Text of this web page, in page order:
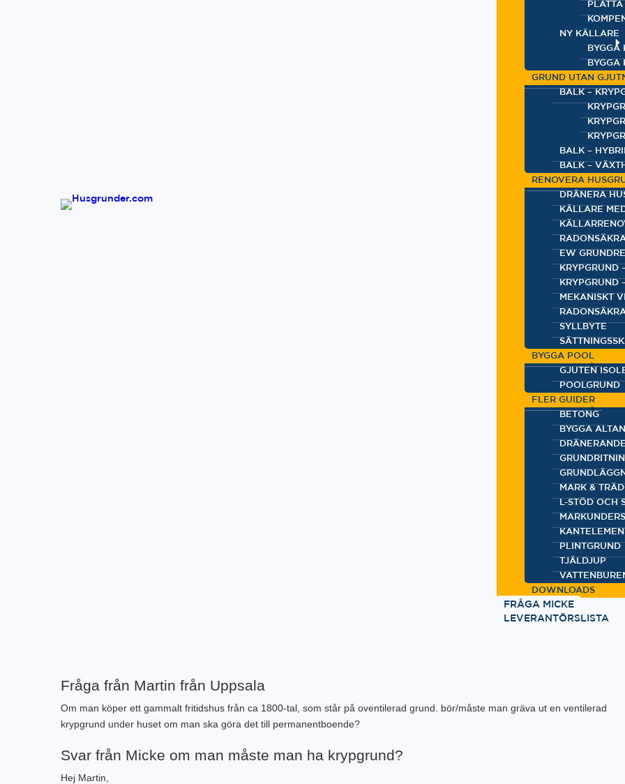
NY KÄLLARE
BYGGA
BYGGA
GRUND UTAN
BALK –
BALK –
BALK –
RENOVERA
DRÄNERA
KÄLLARE
EW
KRYPGRUND
KRYPGRUND
MEKANISKT
SYLLBYTE
BYGGA POOL
GJUTEN
POOLGRUND
FLER GUIDER
BETONG
BYGGA ALTAN
MARK &
L-STÖD OCH
PLINTGRUND
TJÄLDJUP
DOWNLOADS
FRÅGA MICKE
LEVERANTÖRSLISTA
Fråga från Martin från Uppsala
Om man köper ett gammalt fritidshus från ca 1800-tal, som står på oventilerad grund. bör/måste man gräva ut en ventilerad
krypgrund under huset om man ska göra det till permanentboende?
Svar från Micke om man måste man ha krypgrund?
Hej Martin,